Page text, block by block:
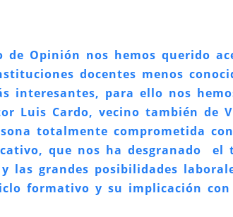
de Opinión nos hemos querido
docentes menos
interesantes, para ello nos
Luis Cardo, vecino también de
totalmente comprometida
que nos ha desgranado
el
las grandes posibilidades
formativo y su implicación con